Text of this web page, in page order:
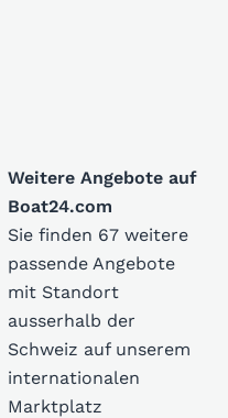
Weitere Angebote auf
Boat24.com
Sie finden 67 weitere
passende Angebote
mit Standort
ausserhalb der
Schweiz auf unserem
internationalen
Marktplatz